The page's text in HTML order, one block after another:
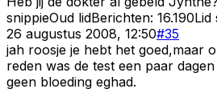
snippieOud lidBerichten: 16.190Lid
26 augustus 2008, 12:50#35
jah roosje je hebt het goed,maar
reden was de test een paar
geen bloeding eghad.